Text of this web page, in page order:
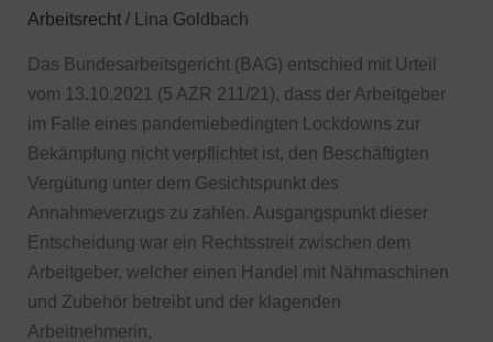
Arbeitsrecht/ Lina Goldbach
Das Bundesarbeitsgericht (BAG) entschied mit Urteil
vom 13.10.2021 (5 AZR 211/21), dass der Arbeitgeber
im Falle eines pandemiebedingten Lockdowns zur
Bekämpfung nicht verpflichtet ist, den Beschäftigten
Vergütung unter dem Gesichtspunkt des
Annahmeverzugs zu zahlen. Ausgangspunkt dieser
Entscheidung war ein Rechtsstreit zwischen dem
Arbeitgeber, welcher einen Handel mit Nähmaschinen
und Zubehör betreibt und der klagenden
Arbeitnehmerin,
des
Corona-
Lockdowns